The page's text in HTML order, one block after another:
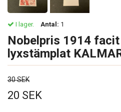
I lager. Antal: 1
Nobelpris 1914
lyxstämplat
30 SEK
20 SEK